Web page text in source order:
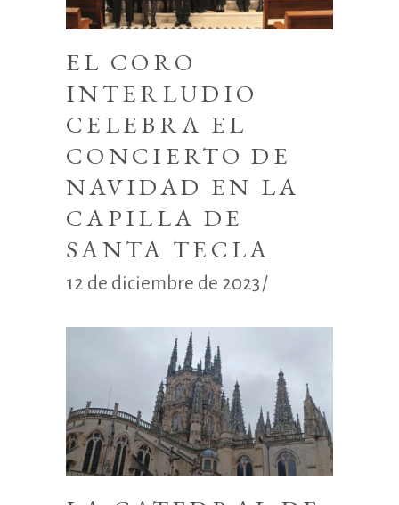
EL CORO
INTERLUDIO
CELEBRA EL
CONCIERTO DE
NAVIDAD EN LA
CAPILLA DE
SANTA TECLA
12 de diciembre de 2023